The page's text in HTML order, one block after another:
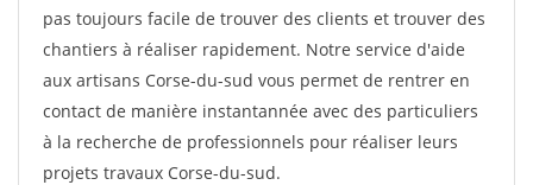
pas toujours facile de trouver des clients et trouver des
chantiers à réaliser rapidement. Notre service d'aide
aux artisans Corse-du-sud vous permet de rentrer en
contact de manière instantannée avec des particuliers
à la recherche de professionnels pour réaliser leurs
projets travaux Corse-du-sud.